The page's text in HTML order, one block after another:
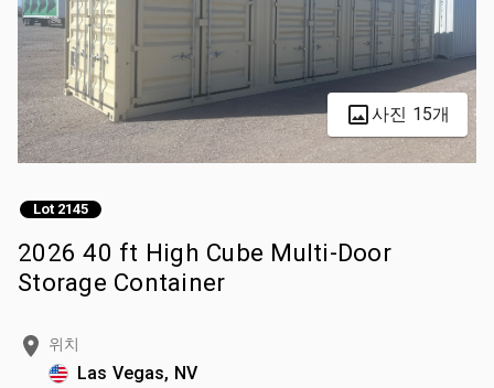
사진 15개
Lot 2145
2026 40 ft High Cube Multi-Door
Storage Container
위치
Las Vegas, NV